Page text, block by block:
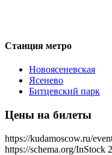
Станция метро
Новоясеневская
Ясенево
Битцевский парк
Цены на билеты
https://kudamoscow.ru/
https://schema.org/InStock